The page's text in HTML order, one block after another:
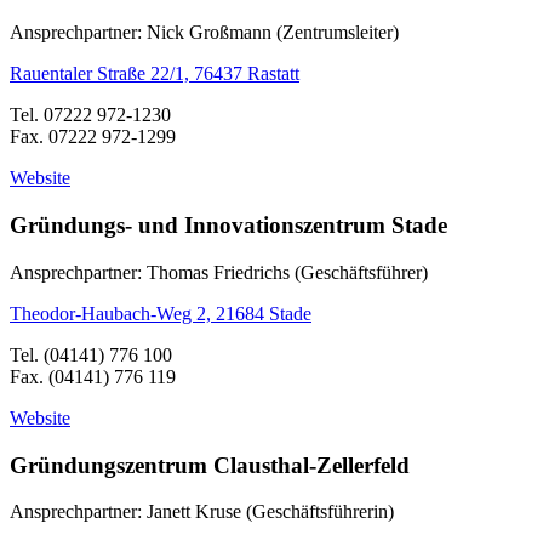
Ansprechpartner: Nick Großmann (Zentrumsleiter)
Rauentaler Straße 22/1, 76437 Rastatt
Tel. 07222 972-1230
Fax. 07222 972-1299
Website
Gründungs- und Innovationszentrum Stade
Ansprechpartner: Thomas Friedrichs (Geschäftsführer)
Theodor-Haubach-Weg 2, 21684 Stade
Tel. (04141) 776 100
Fax. (04141) 776 119
Website
Gründungszentrum Clausthal-Zellerfeld
Ansprechpartner: Janett Kruse (Geschäftsführerin)